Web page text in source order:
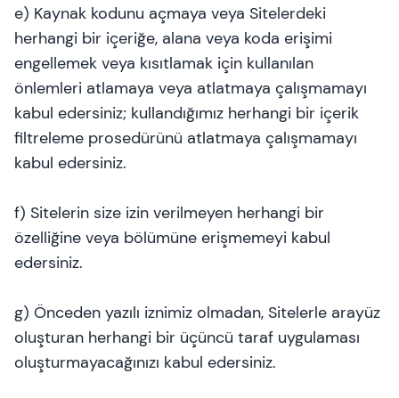
e) Kaynak kodunu açmaya veya Sitelerdeki
herhangi bir içeriğe, alana veya koda erişimi
engellemek veya kısıtlamak için kullanılan
önlemleri atlamaya veya atlatmaya çalışmamayı
kabul edersiniz; kullandığımız herhangi bir içerik
filtreleme prosedürünü atlatmaya çalışmamayı
kabul edersiniz.
f) Sitelerin size izin verilmeyen herhangi bir
özelliğine veya bölümüne erişmemeyi kabul
edersiniz.
g) Önceden yazılı iznimiz olmadan, Sitelerle arayüz
oluşturan herhangi bir üçüncü taraf uygulaması
oluşturmayacağınızı kabul edersiniz.